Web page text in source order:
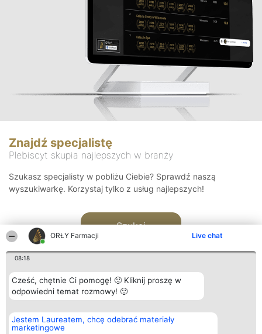
ORŁY Farmacji Live chat
08:18
Cześć, chętnie Ci pomogę! 🙂 Kliknij proszę w
odpowiedni temat rozmowy! 🙂
Jestem Laureatem, chcę odebrać materiały
marketingowe
Znajdź specjalistę
Plebiscyt skupia najlepszych w branży
Szukasz specjalisty w pobliżu Ciebie? Sprawdź naszą
wyszukiwarkę. Korzystaj tylko z usług najlepszych!
Szukaj
Organizator plebiscytu
Bright Side Solutions sp. z o.
o. sp. k.
Plebiscyt
Laureaci
Kontakt
Kontakt